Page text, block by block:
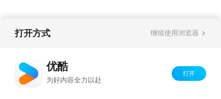
打开方式 继续使用浏览器
优酷
为好内容全力以赴
打开